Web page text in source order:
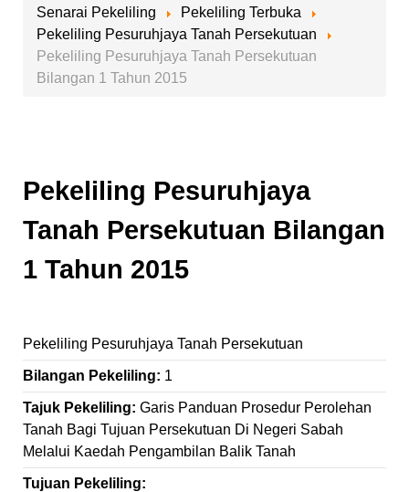
Senarai Pekeliling
Pekeliling Terbuka
Pekeliling Pesuruhjaya Tanah Persekutuan
Pekeliling Pesuruhjaya Tanah Persekutuan
Bilangan 1 Tahun 2015
Pekeliling Pesuruhjaya
Tanah Persekutuan Bilangan
1 Tahun 2015
Pekeliling Pesuruhjaya Tanah Persekutuan
Bilangan Pekeliling: 1
Tajuk Pekeliling: Garis Panduan Prosedur Perolehan
Tanah Bagi Tujuan Persekutuan Di Negeri Sabah
Melalui Kaedah Pengambilan Balik Tanah
Tujuan Pekeliling: